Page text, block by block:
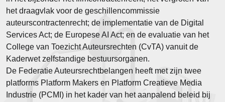
het draagvlak voor de geschillencommissie
auteurscontractenrecht; de implementatie van de Digital
Services Act; de Europese AI Act; en de evaluatie van het
College van Toezicht Auteursrechten (CvTA) vanuit de
Kaderwet zelfstandige bestuursorganen.
De Federatie Auteursrechtbelangen heeft met zijn twee
platforms Platform Makers en Platform Creatieve Media
Industrie (PCMI) in het kader van het aanpalend beleid bij